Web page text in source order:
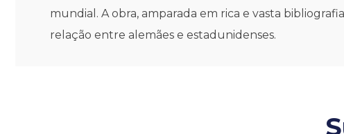
mundial. A obra, amparada em rica e vasta
relação entre alemães e estadunidenses.